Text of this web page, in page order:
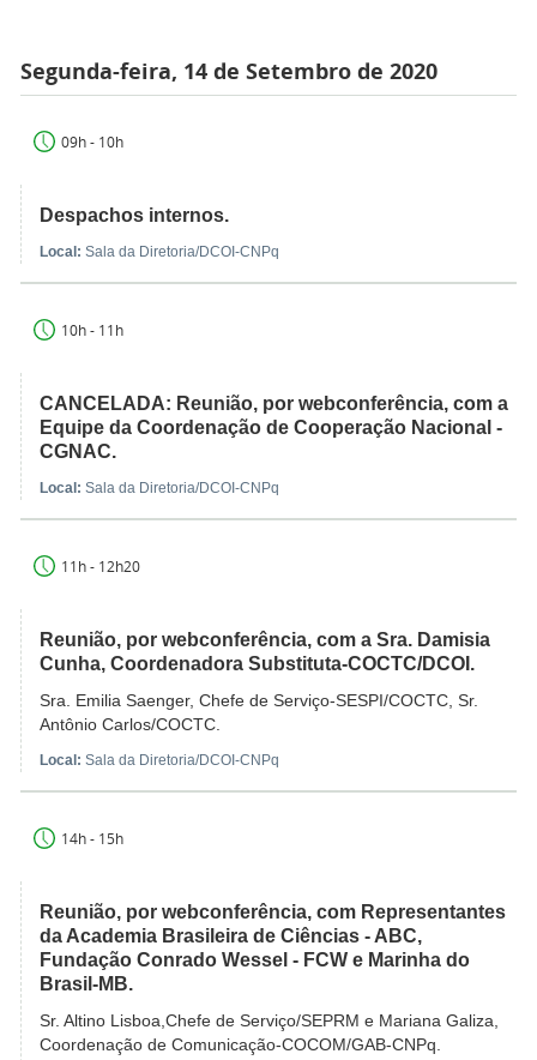
Segunda-feira, 14 de Setembro de 2020
09h - 10h
Despachos internos.
Local: Sala da Diretoria/DCOI-CNPq
10h - 11h
CANCELADA: Reunião, por webconferência, com a
Equipe da Coordenação de Cooperação Nacional -
CGNAC.
Local: Sala da Diretoria/DCOI-CNPq
11h - 12h20
Reunião, por webconferência, com a Sra. Damisia
Cunha, Coordenadora Substituta-COCTC/DCOI.
Sra. Emilia Saenger, Chefe de Serviço-SESPI/COCTC, Sr.
Antônio Carlos/COCTC.
Local: Sala da Diretoria/DCOI-CNPq
14h - 15h
Reunião, por webconferência, com Representantes
da Academia Brasileira de Ciências - ABC,
Fundação Conrado Wessel - FCW e Marinha do
Brasil-MB.
Sr. Altino Lisboa,Chefe de Serviço/SEPRM e Mariana Galiza,
Coordenação de Comunicação-COCOM/GAB-CNPq.